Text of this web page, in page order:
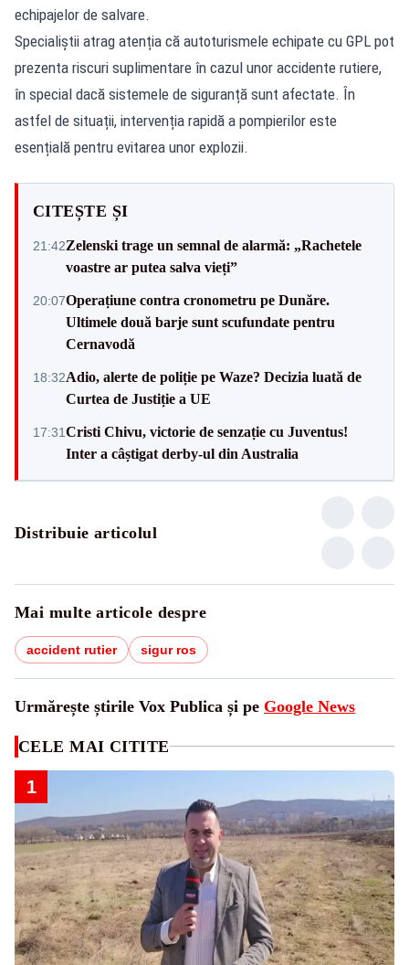
echipajelor de salvare.
Specialiștii atrag atenția că autoturismele echipate cu GPL pot
prezenta riscuri suplimentare în cazul unor accidente rutiere,
în special dacă sistemele de siguranță sunt afectate. În
astfel de situații, intervenția rapidă a pompierilor este
esențială pentru evitarea unor explozii.
CITEȘTE ȘI
21:42Zelenski trage un semnal de alarmă: „Rachetele
voastre ar putea salva vieți”
20:07Operațiune contra cronometru pe Dunăre.
Ultimele două barje sunt scufundate pentru
Cernavodă
18:32Adio, alerte de poliție pe Waze? Decizia luată de
Curtea de Justiție a UE
17:31Cristi Chivu, victorie de senzație cu Juventus!
Inter a câștigat derby-ul din Australia
Distribuie articolul
Mai multe articole despre
accident rutier sigur ros
Urmărește știrile Vox Publica și pe Google News
CELE MAI CITITE
1